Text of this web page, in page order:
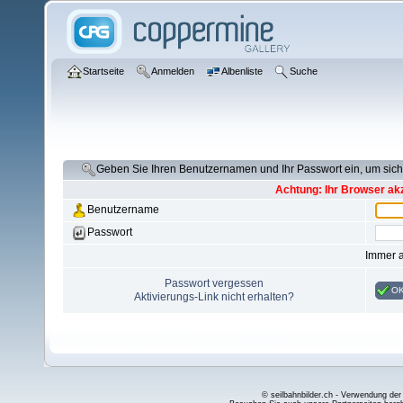
Startseite Anmelden Albenliste Suche
Geben Sie Ihren Benutzernamen und Ihr Passwort ein, um
Achtung: Ihr Browser
Benutzername
Passwort
Immer
Passwort vergessen
Aktivierungs-Link nicht erhalten?
© seilbahnbilder.ch - Verwendung